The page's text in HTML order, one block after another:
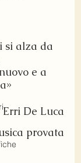
si alza da
e a
Erri De Luca
provata